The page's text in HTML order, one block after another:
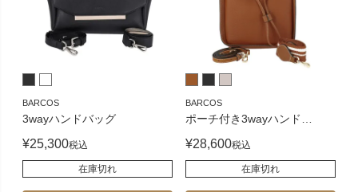
BARCOS
3wayハンドバッグ
¥25,300税込
在庫切れ
BARCOS
ポーチ付き3wayハンド
¥28,600税込
在庫切れ